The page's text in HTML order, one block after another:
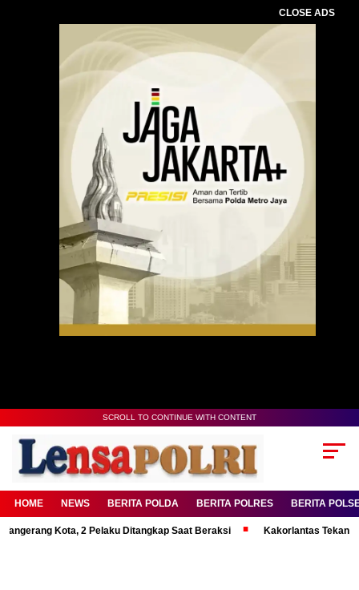
CLOSE ADS
SCROLL TO CONTINUE WITH CONTENT
HOME NEWS BERITA POLDA BERITA POLRES BERITA
Kota, 2 Pelaku Ditangkap Saat Beraksi Kakorlantas Tekankan